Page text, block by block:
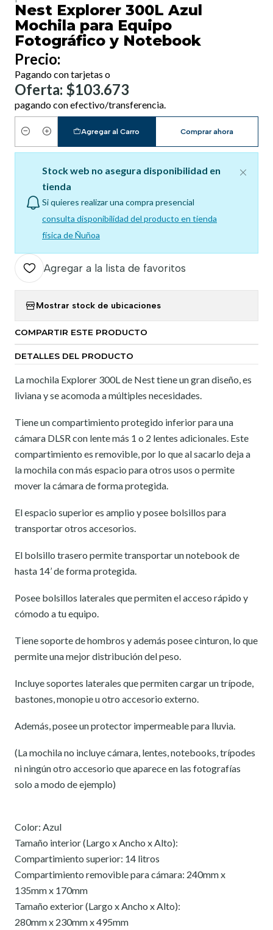
Nest Explorer 300L Azul
Mochila para Equipo
Fotográfico y Notebook
Precio:
Pagando con tarjetas o
Oferta: $103.673
pagando con efectivo/transferencia.
Cantidad
Agregar al Carro Comprar ahora
Stock web no asegura disponibilidad en
tienda
Si quieres realizar una compra presencial
consulta disponibilidad del producto en tienda
física de Ñuñoa
Agregar a la lista de favoritos
Mostrar stock de ubicaciones
COMPARTIR ESTE PRODUCTO
DETALLES DEL PRODUCTO
La mochila Explorer 300L de Nest tiene un gran diseño, es
liviana y se acomoda a múltiples necesidades.
Tiene un compartimiento protegido inferior para una
cámara DLSR con lente más 1 o 2 lentes adicionales. Este
compartimiento es removible, por lo que al sacarlo deja a
la mochila con más espacio para otros usos o permite
mover la cámara de forma protegida.
El espacio superior es amplio y posee bolsillos para
transportar otros accesorios.
El bolsillo trasero permite transportar un notebook de
hasta 14’ de forma protegida.
Posee bolsillos laterales que permiten el acceso rápido y
cómodo a tu equipo.
Tiene soporte de hombros y además posee cinturon, lo que
permite una mejor distribución del peso.
Incluye soportes laterales que permiten cargar un trípode,
bastones, monopie u otro accesorio externo.
Además, posee un protector impermeable para lluvia.
(La mochila no incluye cámara, lentes, notebooks, trípodes
ni ningún otro accesorio que aparece en las fotografías
solo a modo de ejemplo)
Color: Azul
Tamaño interior (Largo x Ancho x Alto):
Compartimiento superior: 14 litros
Compartimiento removible para cámara: 240mm x
135mm x 170mm
Tamaño exterior (Largo x Ancho x Alto):
280mm x 230mm x 495mm